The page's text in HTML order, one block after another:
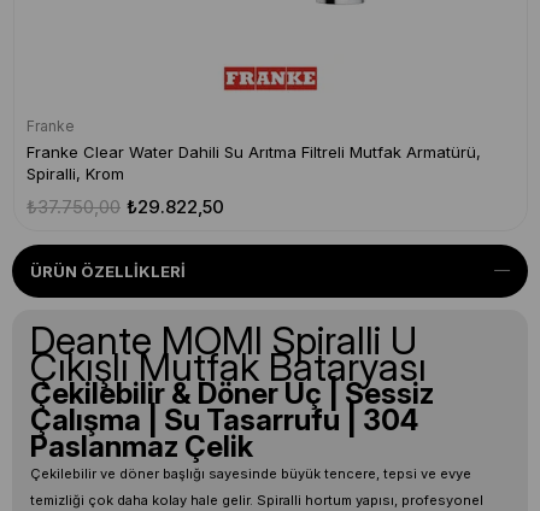
Franke
Franke Clear Water Dahili Su Arıtma Filtreli Mutfak Armatürü,
Spiralli, Krom
₺29.822,50
₺37.750,00
ÜRÜN ÖZELLIKLERI
Deante MOMI Spiralli U
Çıkışlı Mutfak Bataryası
Çekilebilir & Döner Uç | Sessiz
Çalışma | Su Tasarrufu | 304
Paslanmaz Çelik
Çekilebilir ve döner başlığı sayesinde büyük tencere, tepsi ve evye
temizliği çok daha kolay hale gelir. Spiralli hortum yapısı, profesyonel